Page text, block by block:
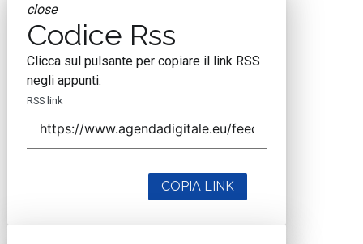
close
Codice Rss
Clicca sul pulsante per copiare il link RSS
negli appunti.
RSS link
COPIA LINK